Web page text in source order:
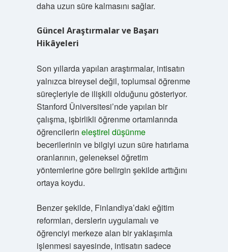
daha uzun süre kalmasını sağlar.
Güncel Araştırmalar ve Başarı
Hikâyeleri
Son yıllarda yapılan araştırmalar, intisatın
yalnızca bireysel değil, toplumsal öğrenme
süreçleriyle de ilişkili olduğunu gösteriyor.
Stanford Üniversitesi’nde yapılan bir
çalışma, işbirlikli öğrenme ortamlarında
öğrencilerin eleştirel düşünme
becerilerinin ve bilgiyi uzun süre hatırlama
oranlarının, geleneksel öğretim
yöntemlerine göre belirgin şekilde arttığını
ortaya koydu.
Benzer şekilde, Finlandiya’daki eğitim
reformları, derslerin uygulamalı ve
öğrenciyi merkeze alan bir yaklaşımla
işlenmesi sayesinde, intisatın sadece